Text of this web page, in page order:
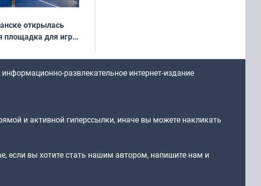
открылась
площадка для игры
развлекательное интернет-издание
и активной гиперссылки, иначе вы можете накликать
если вы хотите стать нашим автором, напишите нам и